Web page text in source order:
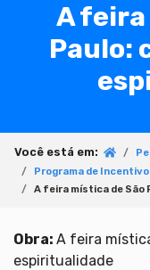
A feira
Paulo:
Você está em:
Programa de
A feira mística de São
Obra: A feira
espiritualidade